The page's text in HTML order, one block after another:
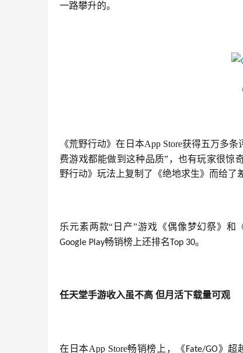
一路攀升的。
《荒野行动》在日本App Store获得五万多
费游戏都能做到这种品质”，也有玩家很惊
野行动》玩法上复制了《绝地求生》而给了
乐元素两款“日产”游戏《偶像梦幻祭》
Google Play畅销榜上还排名Top 30。
任天堂手游收入虽不高 但月活下载量可观
在日本App Store畅销榜上，《Fate/GO》超